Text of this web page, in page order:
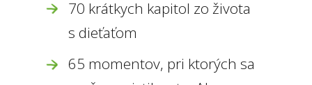
70 krátkych kapitol zo života
s dieťaťom
65 momentov, pri ktorých sa